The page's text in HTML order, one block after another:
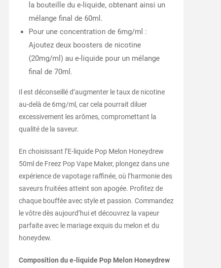
la bouteille du e-liquide, obtenant ainsi un
mélange final de 60ml.
Pour une concentration de 6mg/ml :
Ajoutez deux boosters de nicotine
(20mg/ml) au e-liquide pour un mélange
final de 70ml.
Il est déconseillé d’augmenter le taux de nicotine
au-delà de 6mg/ml, car cela pourrait diluer
excessivement les arômes, compromettant la
qualité de la saveur.
En choisissant l’E-liquide Pop Melon Honeydrew
50ml de Freez Pop Vape Maker, plongez dans une
expérience de vapotage raffinée, où l’harmonie des
saveurs fruitées atteint son apogée. Profitez de
chaque bouffée avec style et passion. Commandez
le vôtre dès aujourd’hui et découvrez la vapeur
parfaite avec le mariage exquis du melon et du
honeydew.
Composition du e-liquide Pop Melon Honeydrew